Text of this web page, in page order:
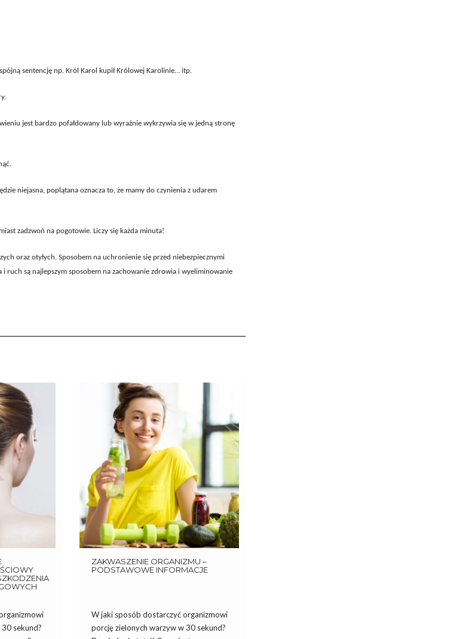
sentencję np. Król Karol kupił Królowej Karolinie… itp.
jest bardzo pofałdowany lub wyraźnie wykrzywia się w jedną stronę
niejasna, poplątana oznacza to, że mamy do czynienia z udarem
zadzwoń na pogotowie. Liczy się każda minuta!
oraz otyłych. Sposobem na uchronienie się przed niebezpiecznymi
ruch są najlepszym sposobem na zachowanie zdrowia i wyeliminowanie
sekund?
ZAKWASZENIE ORGANIZMU –
PODSTAWOWE INFORMACJE
W jaki sposób dostarczyć organizmowi
porcję zielonych warzyw w 30 sekund?